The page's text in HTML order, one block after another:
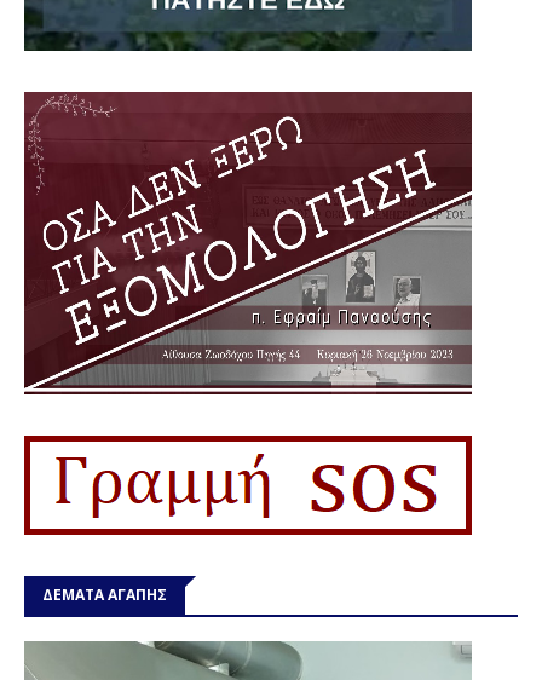
ΔΕΜΑΤΑ ΑΓΑΠΗΣ